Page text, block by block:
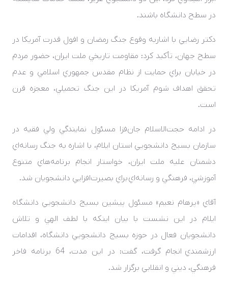
در سطح دانشگاه باشند.
دکتر رضايي با اشاربه وقوع جنگ رمضان و افول قدرت آمريکا در
سطح جهان، تأکيد کرد: مقاومت تاريخي ملت ايران، حضور مردم
در خيابان براي حمايت از نظام مقدس جمهوري اسلامي و عدم
تحقق اهداف شوم آمريکا در اين جنگ تحميلي، معجزه قرن
است.
در ادامه حجت‌الاسلام جان‌فزا مسئول نمايندگي ولي فقيه در
سازمان بسيج دانشجويي استان ايلام، با اشاره به جنگ رسانه‌اي
دشمنان عليه ملت ايران، خواستار انجام برنامه‌هاي متنوع
آموزشي، فرهنگي و رسانه‌اي براي بصيرت‌افزايي دانشجويان شد.
آقاي «پرهام نعيم» مسئول پيشين بسيج دانشجويي دانشگاه
ايلام در اين نشست با بيان اينکه با لطف الهي و تلاش
دانشجويان فعال در حوزه بسيج دانشجويي دانشگاه، اقدامات
ارزشمندي انجام گرفت، گفت: در اين مدت، 64 برنامه فاخر
فرهنگي، ديني و انقلابي برگزار شد.